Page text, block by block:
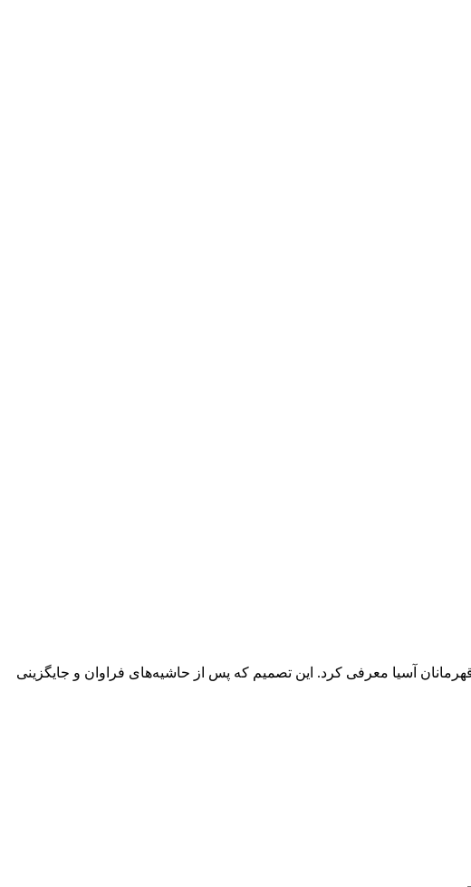
آسیا معرفی کرد. این تصمیم که پس از حاشیه‌های فراوان و جایگزینی